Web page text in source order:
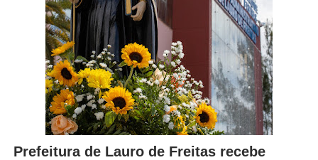
Prefeitura de Lauro de Freitas recebe